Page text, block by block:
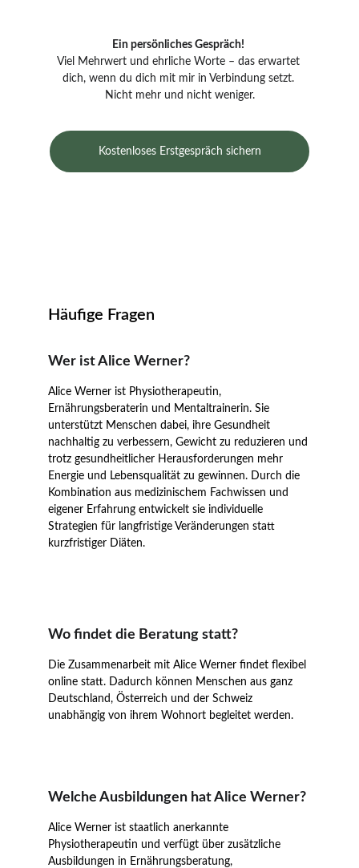
Ein persönliches Gespräch!
Viel Mehrwert und ehrliche Worte – das erwartet
dich, wenn du dich mit mir in Verbindung setzt.
Nicht mehr und nicht weniger.
Kostenloses Erstgespräch sichern
Häufige Fragen
Wer ist Alice Werner?
Alice Werner ist Physiotherapeutin,
Ernährungsberaterin und Mentaltrainerin. Sie
unterstützt Menschen dabei, ihre Gesundheit
nachhaltig zu verbessern, Gewicht zu reduzieren und
trotz gesundheitlicher Herausforderungen mehr
Energie und Lebensqualität zu gewinnen. Durch die
Kombination aus medizinischem Fachwissen und
eigener Erfahrung entwickelt sie individuelle
Strategien für langfristige Veränderungen statt
kurzfristiger Diäten.
Wo findet die Beratung statt?
Die Zusammenarbeit mit Alice Werner findet flexibel
online statt. Dadurch können Menschen aus ganz
Deutschland, Österreich und der Schweiz
unabhängig von ihrem Wohnort begleitet werden.
Welche Ausbildungen hat Alice Werner?
Alice Werner ist staatlich anerkannte
Physiotherapeutin und verfügt über zusätzliche
Ausbildungen in Ernährungsberatung,